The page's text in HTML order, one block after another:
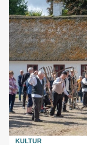
KULTUR